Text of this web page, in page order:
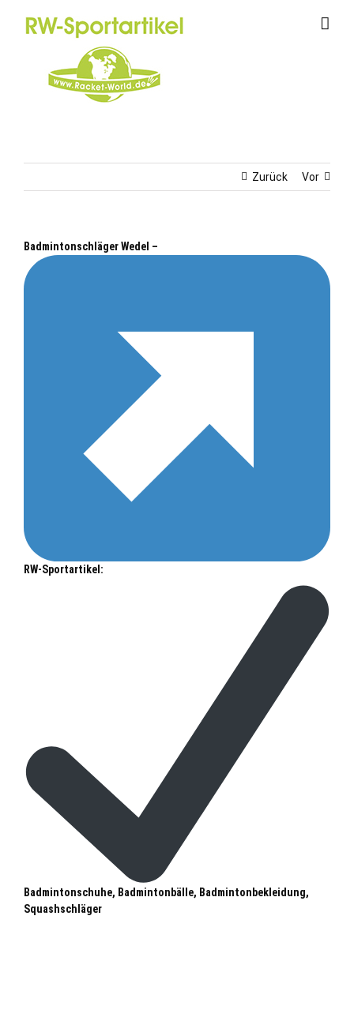
Zurück Vor
Badmintonschläger Wedel –
RW-Sportartikel:
Badmintonschuhe, Badmintonbälle, Badmintonbekleidung,
Squashschläger